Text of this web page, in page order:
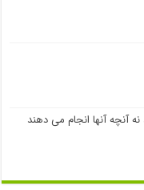
آنچه آنها انجام می دهند